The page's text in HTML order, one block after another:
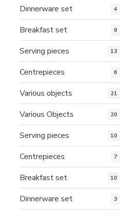
Dinnerware set 4
Breakfast set 9
Serving pieces 13
Centrepieces 6
Various objects 21
Various Objects 20
Serving pieces 10
Centrepieces 7
Breakfast set 10
Dinnerware set 3